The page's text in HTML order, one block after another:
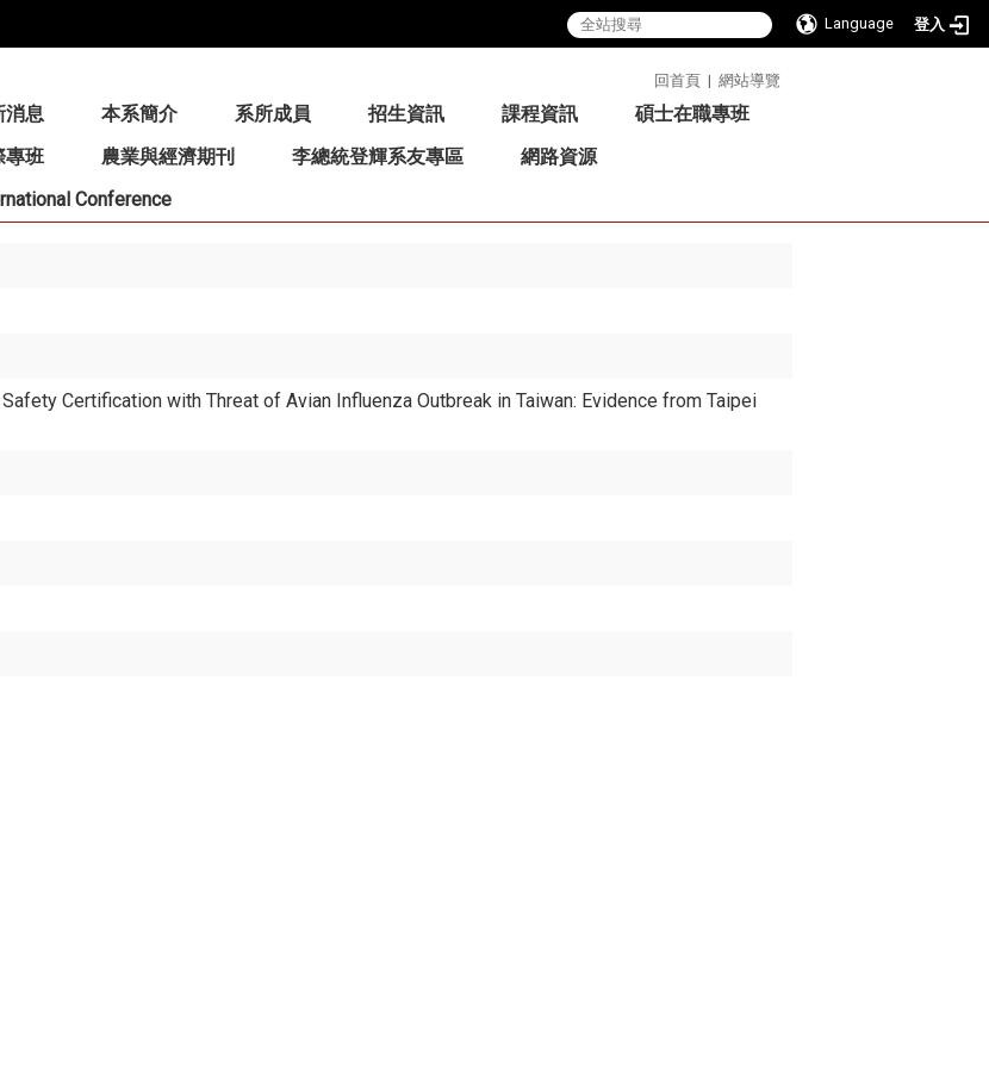
Language 登入
回首頁 | 網站導覽
消息 本系簡介 系所成員 招生資訊 課程資訊
碩士在職專班
專班
農業與經濟期刊 李總統登輝系友專區
網路資源
Conference
Certification with Threat of Avian Influenza Outbreak in Taiwan: Evidence from Taipei